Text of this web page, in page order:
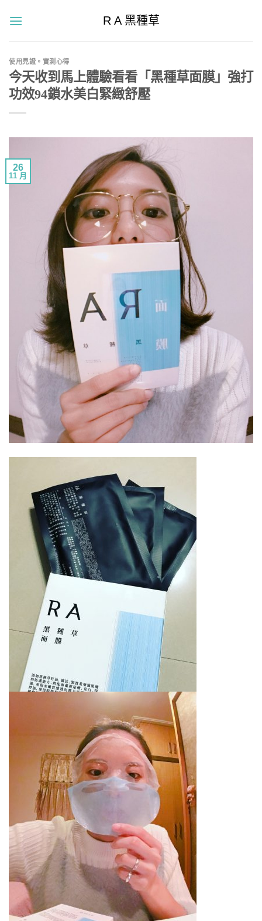
R A 黑種草
使用見證。實測心得
今天收到馬上體驗看看「黑種草面膜」強打
功效94鎖水美白緊緻舒壓
26
11 月